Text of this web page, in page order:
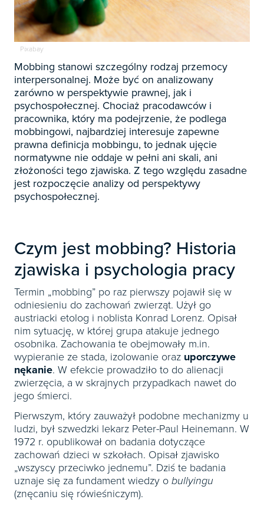
Księgowość
Kadry
Biznes / Zarządzanie
Sygnaliści 
Prawo Pracy i ZUS 
E-wydania
Książki
E-booki
Webinaria

Czasopisma
E-wydania
Książki
E-booki
Webinaria
Rachunkowość budżetowa 
Czasopisma
E-wydania
Książki
E-booki
Webinaria
Podatki 
Czasopisma
E-wydania
Książki
E-booki
Biura rachunkowe 
Czasopisma
E-wydania
Książki
Samorząd i administracja 
Czasopisma
E-wydania
Webinaria
INFORLEX 
Oprogramowanie
Czasopisma
E-wydania
Książki
E-booki
Webinaria
Prawo gospodarcze 
Czasopisma
E-wydania
Książki
E-booki
Webinaria
Prawo dla każdego 
Czasopisma
E-wydania
Książki
E-booki
Webinaria
Pixabay
Mobbing stanowi szczególny rodzaj przemocy
interpersonalnej. Może być on analizowany
zarówno w perspektywie prawnej, jak i
psychospołecznej. Chociaż pracodawców i
pracownika, który ma podejrzenie, że podlega
mobbingowi, najbardziej interesuje zapewne
prawna definicja mobbingu, to jednak ujęcie
normatywne nie oddaje w pełni ani skali, ani
złożoności tego zjawiska. Z tego względu zasadne
jest rozpoczęcie analizy od perspektywy
psychospołecznej.
Czym jest mobbing? Historia
zjawiska i psychologia pracy
Termin „mobbing” po raz pierwszy pojawił się w
odniesieniu do zachowań zwierząt. Użył go
austriacki etolog i noblista Konrad Lorenz. Opisał
nim sytuację, w której grupa atakuje jednego
osobnika. Zachowania te obejmowały m.in.
wypieranie ze stada, izolowanie oraz uporczywe
nękanie. W efekcie prowadziło to do alienacji
zwierzęcia, a w skrajnych przypadkach nawet do
jego śmierci.
Pierwszym, który zauważył podobne mechanizmy u
ludzi, był szwedzki lekarz Peter-Paul Heinemann. W
1972 r. opublikował on badania dotyczące
zachowań dzieci w szkołach. Opisał zjawisko
„wszyscy przeciwko jednemu”. Dziś te badania
uznaje się za fundament wiedzy o bullyingu
(znęcaniu się rówieśniczym).